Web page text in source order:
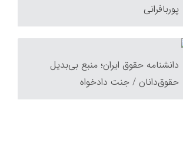
پوربافرانی
دانشنامه حقوق ایران؛ منبع بی‌بدیل
حقوق‌دانان / جنت دادخواه